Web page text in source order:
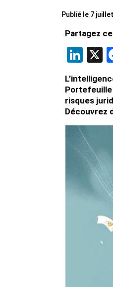
Publié le 7
Partagez
X
risques
Découvrez